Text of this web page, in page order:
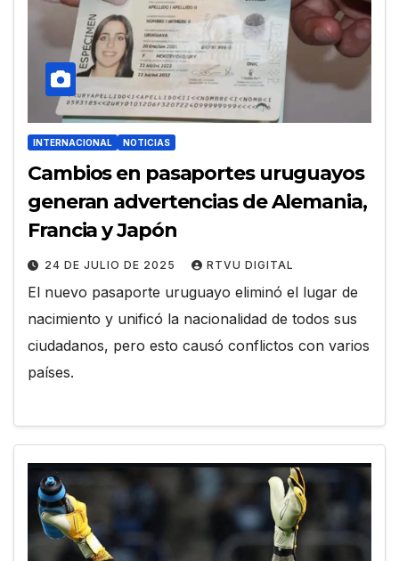
INTERNACIONAL NOTICIAS
Cambios en pasaportes uruguayos
generan advertencias de Alemania,
Francia y Japón
24 DE JULIO DE 2025 RTVU DIGITAL
El nuevo pasaporte uruguayo eliminó el lugar de
nacimiento y unificó la nacionalidad de todos sus
ciudadanos, pero esto causó conflictos con varios
países.